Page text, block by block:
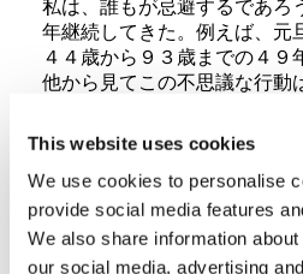
This website uses cookies
We use cookies to personalise
provide social media features
We also share information
our social media, advertising
私は、誰もが忌避するであろ
年継続してきた。例えば、元
４４歳から９３歳までの４９
他から見てこの不思議な行動
えられている。
要因とは、克己から得られる
び）ではないかと思える。自
た時の満足と自信は、いかな
た。それは脳裏に強く刻まれ